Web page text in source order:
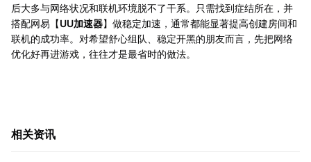
后大多与网络状况和联机环境脱不了干系。只需找到症结所在，并
搭配网易【UU加速器】做稳定加速，通常都能显著提高创建房间和
联机的成功率。对希望舒心组队、稳定开黑的朋友而言，先把网络
优化好再进游戏，往往才是最省时的做法。
相关资讯